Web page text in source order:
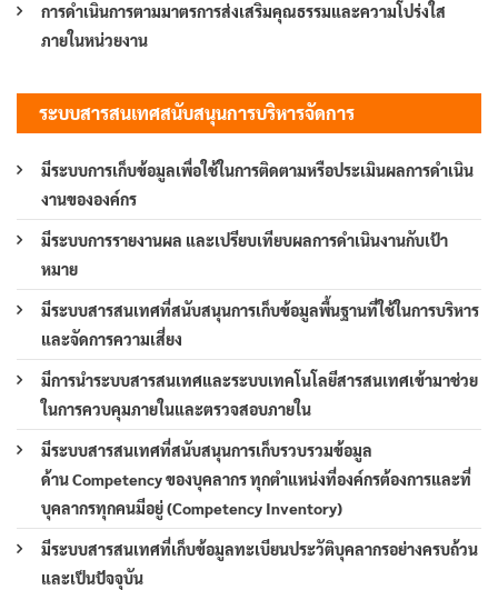
การดำเนินการตามมาตรการส่งเสริมคุณธรรมและความโปร่งใส
ภายในหน่วยงาน
ระบบสารสนเทศสนับสนุนการบริหารจัดการ
มีระบบการเก็บข้อมูลเพื่อใช้ในการติดตามหรือประเมินผลการดำเนิน
งานขององค์กร
มีระบบการรายงานผล และเปรียบเทียบผลการดำเนินงานกับเป้า
หมาย
มีระบบสารสนเทศที่สนับสนุนการเก็บข้อมูลพื้นฐานที่ใช้ในการบริหาร
และจัดการความเสี่ยง
มีการนำระบบสารสนเทศและระบบเทคโนโลยีสารสนเทศเข้ามาช่วย
ในการควบคุมภายในและตรวจสอบภายใน
มีระบบสารสนเทศที่สนับสนุนการเก็บรวบรวมข้อมูล
ด้าน Competency ของบุคลากร ทุกตำแหน่งที่องค์กรต้องการและที่
บุคลากรทุกคนมีอยู่ (Competency Inventory)
มีระบบสารสนเทศที่เก็บข้อมูลทะเบียนประวัติบุคลากรอย่างครบถ้วน
และเป็นปัจจุบัน